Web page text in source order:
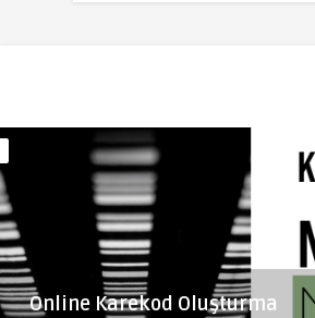
Online Karekod Oluşturma